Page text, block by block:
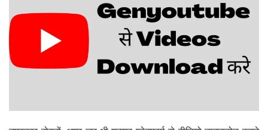
नमस्कार दोस्तों, अगर जब भी यूट्यूब प्लेटफार्म से वीडियो डाउनलोड करने